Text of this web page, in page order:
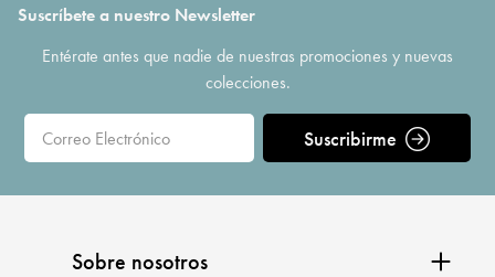
Suscríbete a nuestro Newsletter
Entérate antes que nadie de nuestras promociones y nuevas
colecciones.
Suscribirme
Sobre nosotros